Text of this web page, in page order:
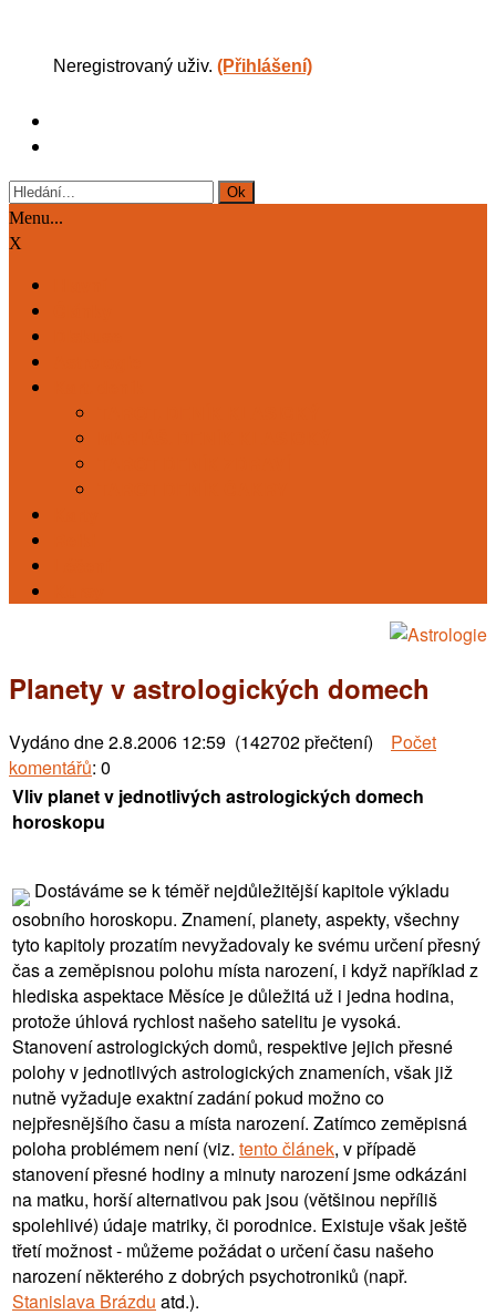
Neregistrovaný uživ. (Přihlášení)
Menu...
X
Planety v astrologických domech
Vydáno dne2.8.2006 12:59 (142702 přečtení) Počet
komentářů: 0
Vliv planet v jednotlivých astrologických domech
horoskopu
Dostáváme se k téměř nejdůležitější kapitole výkladu
osobního horoskopu. Znamení, planety, aspekty, všechny
tyto kapitoly prozatím nevyžadovaly ke svému určení přesný
čas a zeměpisnou polohu místa narození, i když například z
hlediska aspektace Měsíce je důležitá už i jedna hodina,
protože úhlová rychlost našeho satelitu je vysoká.
Stanovení astrologických domů, respektive jejich přesné
polohy v jednotlivých astrologických znameních, však již
nutně vyžaduje exaktní zadání pokud možno co
nejpřesnějšího času a místa narození. Zatímco zeměpisná
poloha problémem není (viz. tento článek, v případě
stanovení přesné hodiny a minuty narození jsme odkázáni
na matku, horší alternativou pak jsou (většinou nepříliš
spolehlivé) údaje matriky, či porodnice. Existuje však ještě
třetí možnost - můžeme požádat o určení času našeho
narození některého z dobrých psychotroniků (např.
Stanislava Brázdu atd.).